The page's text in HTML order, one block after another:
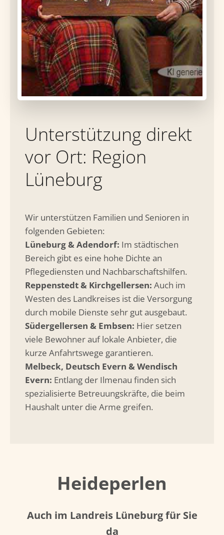
Unterstützung direkt
vor Ort: Region
Lüneburg
Wir unterstützen Familien und Senioren in
folgenden Gebieten:
Lüneburg & Adendorf: Im städtischen
Bereich gibt es eine hohe Dichte an
Pflegediensten und Nachbarschaftshilfen.
Reppenstedt & Kirchgellersen: Auch im
Westen des Landkreises ist die Versorgung
durch mobile Dienste sehr gut ausgebaut.
Südergellersen & Embsen: Hier setzen
viele Bewohner auf lokale Anbieter, die
kurze Anfahrtswege garantieren.
Melbeck, Deutsch Evern & Wendisch
Evern: Entlang der Ilmenau finden sich
spezialisierte Betreuungskräfte, die beim
Haushalt unter die Arme greifen.
Heideperlen
Auch im Landreis Lüneburg für Sie
da